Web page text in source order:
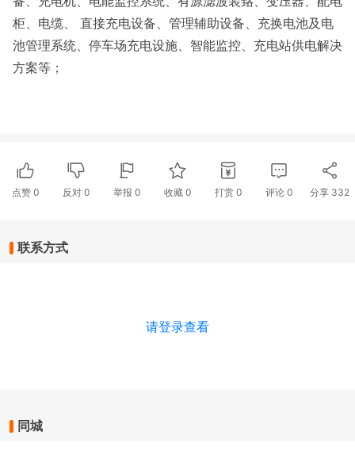
柜、电缆、 直接充电设备、管理辅助设备、充换电池及电
池管理系统、停车场充电设施、智能监控、充电站供电解决
方案等；
点赞 0 反对 0 举报 0 收藏 0 打赏 0 评论 0 分享 332
联系方式
请登录查看
同城